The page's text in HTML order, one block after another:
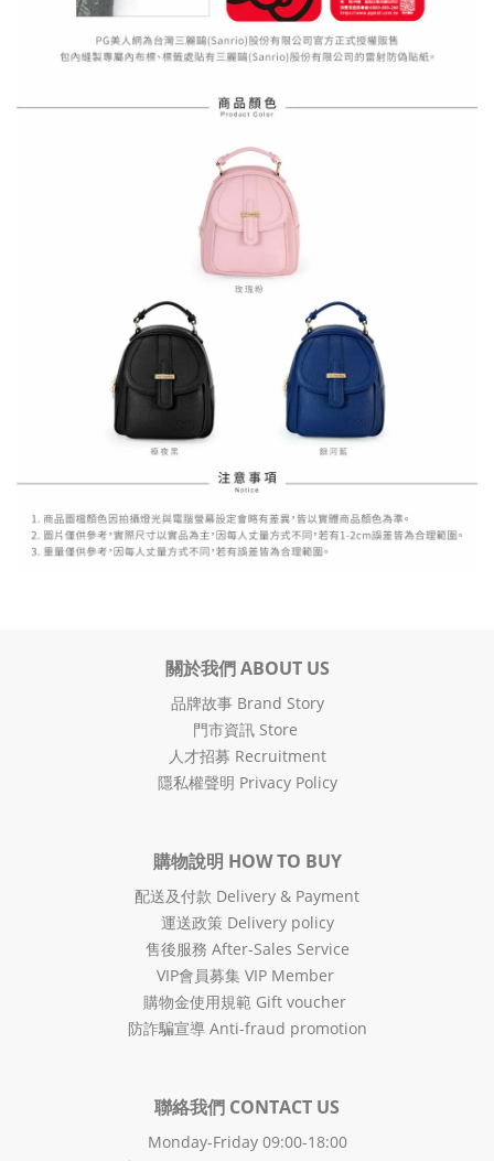
關於我們 ABOUT US
品牌故事 Brand Story
門市資訊 Store
人才招募 Recruitment
隱私權聲明 Privacy Policy
購物說明 HOW TO BUY
配送及付款 Delivery & Payment
運送政策 Delivery policy
售後服務 After-Sales Service
VIP會員募集 VIP Member
購物金使用規範 Gift voucher
防詐騙宣導 Anti-fraud promotion
聯絡我們 CONTACT US
Monday-Friday 09:00-18:00